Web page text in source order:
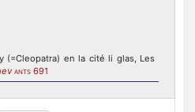
(=Cleopatra) en la cité li glas, Les
ANTS 691